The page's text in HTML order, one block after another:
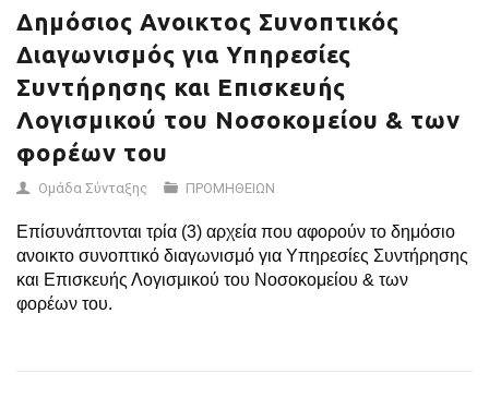
ΛΟΓΙΣΜΙΚΟΎ ΤΟΥ
ΝΟΣΟΚΟΜΕΊΟΥ &
ΤΩΝ ΦΟΡΈΩΝ ΤΟΥ
Δημόσιος Ανοικτος Συνοπτικός
Διαγωνισμός για Υπηρεσίες
Συντήρησης και Επισκευής
Λογισμικού του Νοσοκομείου & των
φορέων του
Ομάδα Σύνταξης ΠΡΟΜΗΘΕΙΩΝ
Επίσυνάπτονται τρία (3) αρχεία που αφορούν το δημόσιο
ανοικτο συνοπτικό διαγωνισμό για Υπηρεσίες Συντήρησης
και Επισκευής Λογισμικού του Νοσοκομείου & των
φορέων του.